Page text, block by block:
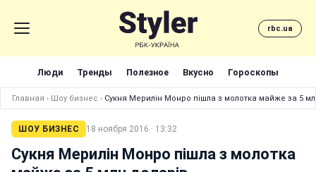
rbc.ua
Люди Тренды Полезное Вкусно Гороскопы
Главная › Шоу бизнес › Сукня Мерилін Монро пішла з молотка майже за 5
ШОУ БИЗНЕС 18 ноября 2016 · 13:32
Сукня Мерилін Монро пішла з молотка